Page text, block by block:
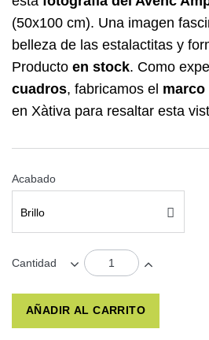
(50x100 cm). Una imagen
belleza de las estalactitas y
Producto en stock. Como
cuadros, fabricamos el marco
en Xàtiva para resaltar esta
Acabado
Brillo
Cantidad
AÑADIR AL CARRITO